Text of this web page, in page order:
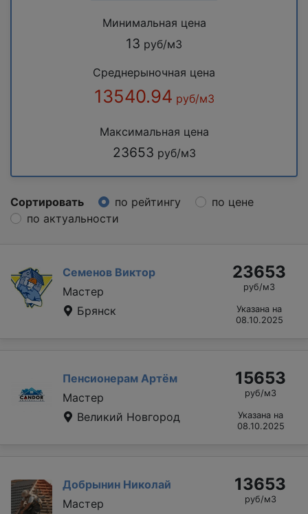
Минимальная цена
13 руб/м3
Среднерыночная цена
13540.94 руб/м3
Максимальная цена
23653 руб/м3
Сортировать по рейтингу
по цене
по актуальности
Семенов Виктор
Мастер
Брянск
23653
руб/м3
Указана на
08.10.2025
Пенсионерам Артём
Мастер
Великий Новгород
15653
руб/м3
Указана на
08.10.2025
Добрынин Николай
Мастер
13653
руб/м3